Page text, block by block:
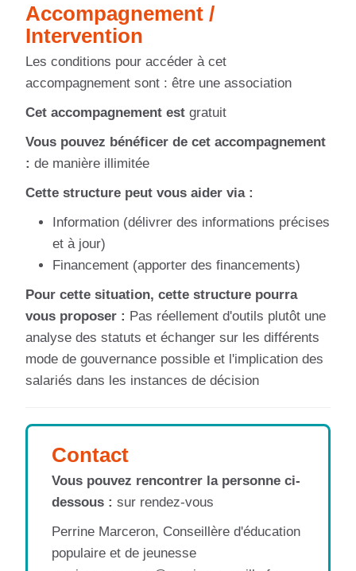
Accompagnement /
Intervention
Les conditions pour accéder à cet
accompagnement sont : être une association
Cet accompagnement est gratuit
Vous pouvez bénéficer de cet accompagnement
: de manière illimitée
Cette structure peut vous aider via :
Information (délivrer des informations précises
et à jour)
Financement (apporter des financements)
Pour cette situation, cette structure pourra
vous proposer : Pas réellement d'outils plutôt une
analyse des statuts et échanger sur les différents
mode de gouvernance possible et l'implication des
salariés dans les instances de décision
Contact
Vous pouvez rencontrer la personne ci-
dessous : sur rendez-vous
Perrine Marceron, Conseillère d'éducation
populaire et de jeunesse